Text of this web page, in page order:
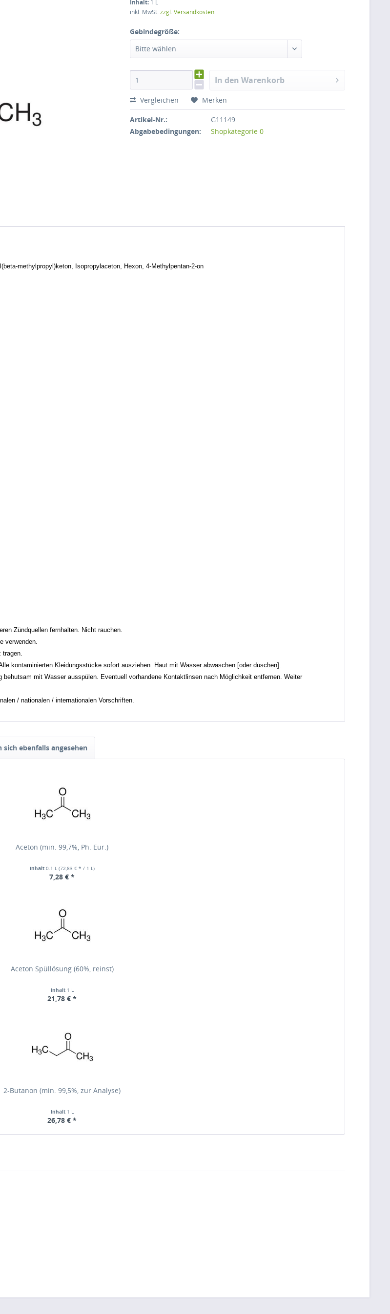
Inhalt: 1 L
inkl. MwSt.zzgl. Versandkosten
Gebindegröße:
Bitte wählen
In den Warenkorb
Vergleichen Merken
Artikel-Nr.:
G11149
Abgabebedingungen:
Shopkategorie 0
methylpropyl)keton, Isopropylaceton, Hexon, 4-Methylpentan-2-on
Zündquellen fernhalten. Nicht rauchen.
verwenden.
tragen.
kontaminierten Kleidungsstücke sofort ausziehen. Haut mit Wasser abwaschen [oder duschen].
mit Wasser ausspülen. Eventuell vorhandene Kontaktlinsen nach Möglichkeit entfernen. Weiter
/ nationalen / internationalen Vorschriften.
sich ebenfalls angesehen
Aceton (min. 99,7%, Ph. Eur.)
Inhalt 0.1 L (72,83 € * / 1 L)
7,28 € *
Aceton Spüllösung (60%, reinst)
Inhalt 1 L
21,78 € *
2-Butanon (min. 99,5%, zur Analyse)
Inhalt 1 L
26,78 € *